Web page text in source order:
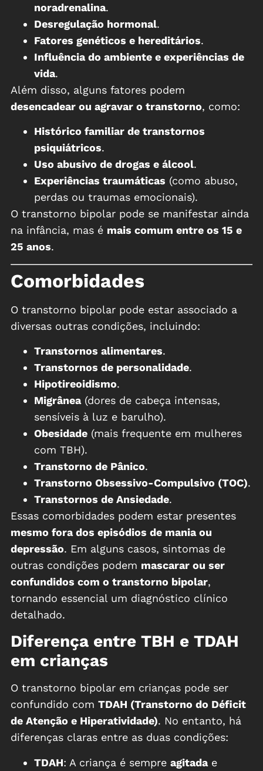
noradrenalina.
Desregulação hormonal.
Fatores genéticos e hereditários.
Influência do ambiente e experiências de
vida.
Além disso, alguns fatores podem
desencadear ou agravar o transtorno, como:
Histórico familiar de transtornos
psiquiátricos.
Uso abusivo de drogas e álcool.
Experiências traumáticas (como abuso,
perdas ou traumas emocionais).
O transtorno bipolar pode se manifestar ainda
na infância, mas é mais comum entre os 15 e
25 anos.
Comorbidades
O transtorno bipolar pode estar associado a
diversas outras condições, incluindo:
Transtornos alimentares.
Transtornos de personalidade.
Hipotireoidismo.
Migrânea(dores de cabeça intensas,
sensíveis à luz e barulho).
Obesidade (mais frequente em mulheres
com TBH).
Transtorno de Pânico.
Transtorno Obsessivo-Compulsivo (TOC).
Transtornos de Ansiedade.
Essas comorbidades podem estar presentes
mesmo fora dos episódios de mania ou
depressão. Em alguns casos, sintomas de
outras condições podem mascarar ou ser
confundidos com o transtorno bipolar,
tornando essencial um diagnóstico clínico
detalhado.
Diferença entre TBH e TDAH
em crianças
O transtorno bipolar em crianças pode ser
confundido com TDAH (Transtorno do Déficit
de Atenção e Hiperatividade). No entanto, há
diferenças claras entre as duas condições:
TDAH: A criança é sempre agitadae